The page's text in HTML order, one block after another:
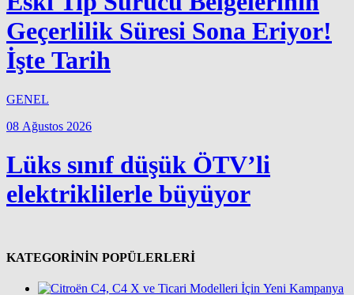
Geçerlilik Süresi Sona Eriyor!
İşte Tarih
GENEL
08 Ağustos 2026
Lüks sınıf düşük ÖTV’li
elektriklilerle büyüyor
KATEGORİNİN POPÜLERLERİ